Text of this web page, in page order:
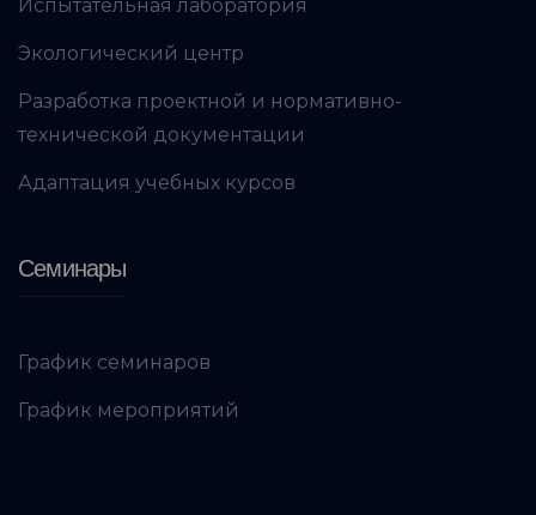
Испытательная лаборатория
Экологический центр
Разработка проектной и нормативно-
технической документации
Адаптация учебных курсов
Семинары
График семинаров
График мероприятий